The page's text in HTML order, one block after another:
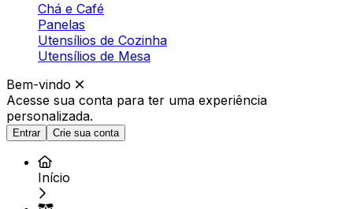
Chá e Café
Panelas
Utensílios de Cozinha
Utensílios de Mesa
Bem-vindo
Acesse sua conta para ter uma experiência
personalizada.
Entrar Crie sua conta
Início